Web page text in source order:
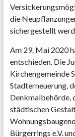
die
sichergestellt
Am 29. Mai 2020
entschieden. Die
Kirchengemeinde
Stadterneuerung,
Denkmalbehörde,
städtischen
Bürgerrings e.V.